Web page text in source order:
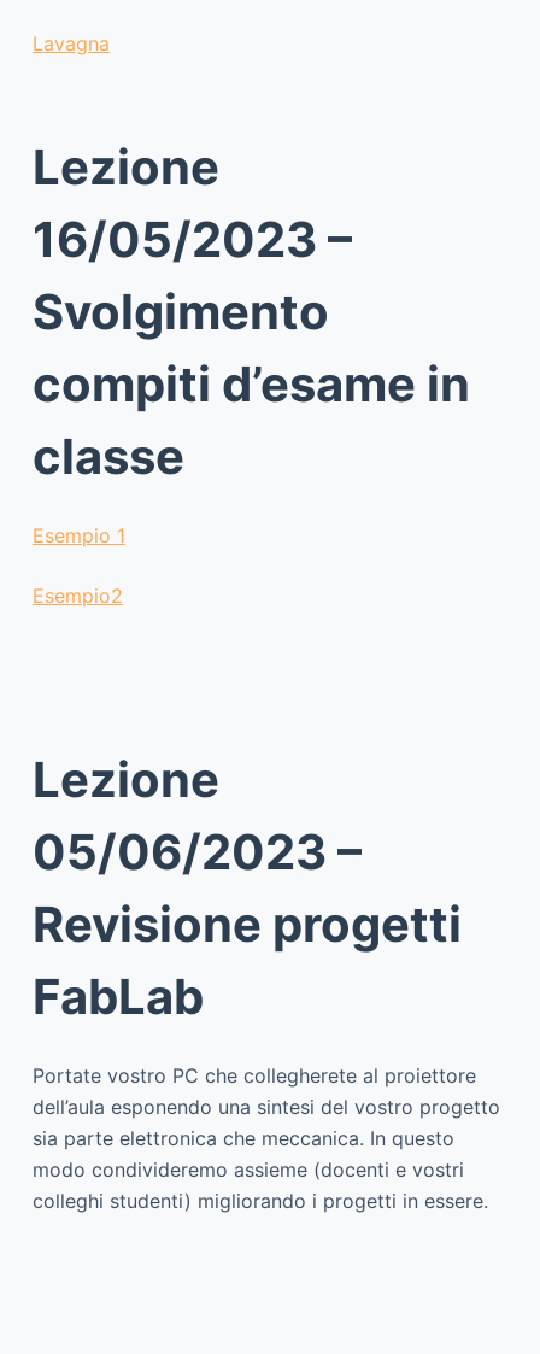
Lavagna
Lezione
16/05/2023 –
Svolgimento
compiti d’esame in
classe
Esempio 1
Esempio2
Lezione
05/06/2023 –
Revisione progetti
FabLab
Portate vostro PC che collegherete al proiettore
dell’aula esponendo una sintesi del vostro progetto
sia parte elettronica che meccanica. In questo
modo condivideremo assieme (docenti e vostri
colleghi studenti) migliorando i progetti in essere.